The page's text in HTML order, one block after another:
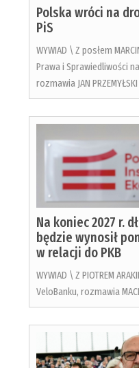
Polska wróci na
PiS
WYWIAD \ Z posłem
Prawa i Sprawiedliwości
rozmawia JAN PRZEMYŁSKI
Na koniec 2027 r.
będzie wynosił
w relacji do PKB
WYWIAD \ Z PIOTREM
VeloBanku, rozmawia